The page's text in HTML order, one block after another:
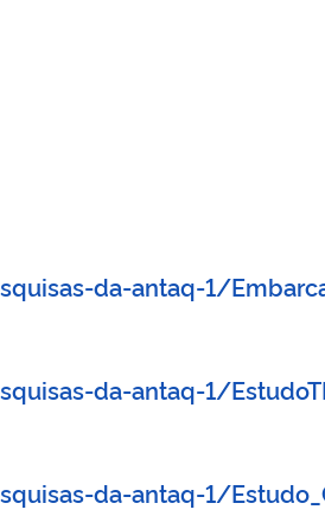
da-antaq-1/
da-antaq-1/
da-antaq-1/